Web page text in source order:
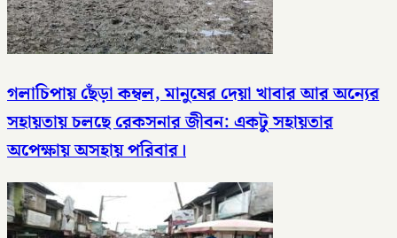
গলাচিপায় ছেঁড়া কম্বল, মানুষের দেয়া খাবার আর অন্যের
সহায়তায় চলছে রেকসনার জীবন: একটু সহায়তার
অপেক্ষায় অসহায় পরিবার।